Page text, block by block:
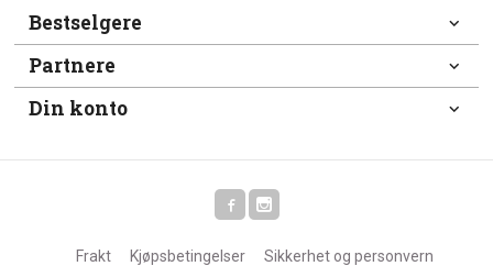
Bestselgere
Partnere
Din konto
Frakt Kjøpsbetingelser Sikkerhet og personvern